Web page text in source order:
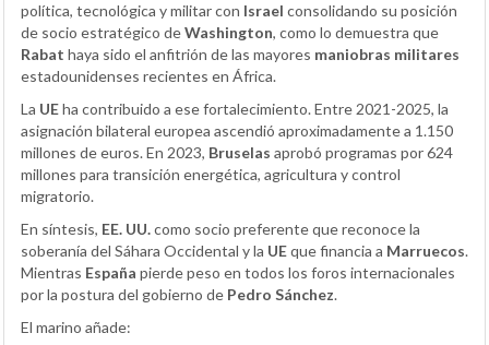
política, tecnológica y militar con Israel consolidando su posición
de socio estratégico deWashington, como lo demuestra que
Rabat haya sido el anfitrión de las mayores maniobras militares
estadounidenses recientes en África.
La UEha contribuido a ese fortalecimiento. Entre 2021-2025, la
asignación bilateral europea ascendió aproximadamente a 1.150
millones de euros. En 2023, Bruselas aprobó programas por 624
millones para transición energética, agricultura y control
migratorio.
En síntesis, EE. UU.como socio preferente que reconoce la
soberanía del Sáhara Occidental y la UEque financia a Marruecos.
Mientras España pierde peso en todos los foros internacionales
por la postura del gobierno de Pedro Sánchez.
El marino añade: